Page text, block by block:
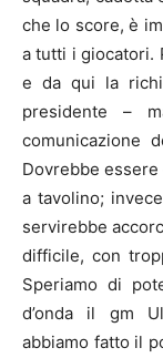
che lo score, è
a tutti i giocatori.
e da qui la
presidente –
comunicazione
Dovrebbe
a tavolino;
servirebbe
difficile, con
Speriamo di
d’onda il gm
abbiamo fatto il